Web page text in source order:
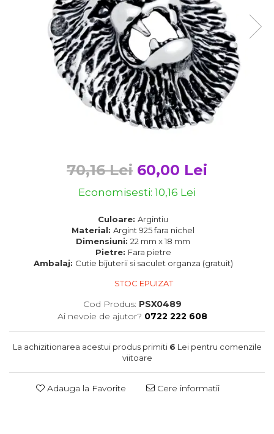
semipretioase
Bijuterii argint placat cu aur
Bijuterii argint cu diverse
Bijuterii argint cu murano
Bijuterii de Lux
Bijuterii gotice si rock
Bijuterii Handmade
Bijuterii fantezie
Casete si cutii de bijuterii
Solutii si lavete de curatare
70,16 Lei 60,00 Lei
Economisesti: 10,16 Lei
Culoare: Argintiu
Material: Argint 925 fara nichel
Dimensiuni: 22 mm x 18 mm
Pietre: Fara pietre
Ambalaj: Cutie bijuterii si saculet organza (gratuit)
STOC EPUIZAT
Cod Produs: PSX0489
Ai nevoie de ajutor? 0722 222 608
La achizitionarea acestui produs primiti 6 Lei pentru comenzile
viitoare
Adauga la Favorite Cere informatii